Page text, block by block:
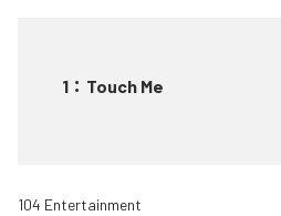
1 ： Touch Me
104 Entertainment